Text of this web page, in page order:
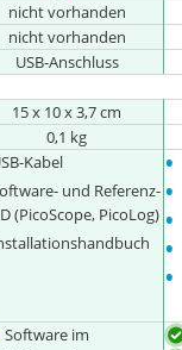
nicht vorhanden
nicht vorhanden
USB-Anschluss
15 x 10 x 3,7 cm
0,1 kg
Kabel
und Referenz-
(PicoScope, PicoLog)
•
•
•
•
•
Software im